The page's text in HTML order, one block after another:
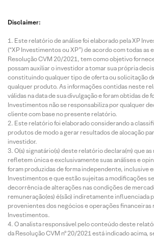
Disclaimer:
Este relatório de análise foi elaborado pela XP
(“XP Investimentos ou XP”) de acordo com todas as
Resolução CVM 20/2021, tem como objetivo
possam auxiliar o investidor a tomar sua própria
constituindo qualquer tipo de oferta ou solicitação
qualquer produto. As informações contidas neste
válidas na data de sua divulgação e foram obtidas de
Investimentos não se responsabiliza por qualquer
cliente com base no presente relatório.
Este relatório foi elaborado considerando a
produtos de modo a gerar resultados de alocação
investidor.
O(s) signatário(s) deste relatório declara(m) que
refletem única e exclusivamente suas análises e
foram produzidas de forma independente, inclusive
Investimentos e que estão sujeitas a modificações
decorrência de alterações nas condições de
remuneração(es) é(são) indiretamente influenciada
provenientes dos negócios e operações financeiras
Investimentos.
O analista responsável pelo conteúdo deste
da Resolução CVM nº 20/2021 está indicado acima,